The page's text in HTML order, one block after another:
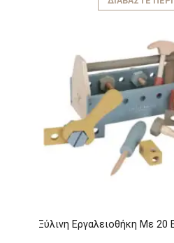
Ξύλινη Εργαλειοθήκη Με 20